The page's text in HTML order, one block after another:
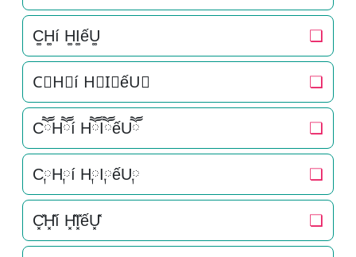
C͚H͚í H͚I͚ếU͚ ❏
C⃒H⃒í H⃒I⃒ếU⃒ ❏
CཽHཽí HཽIཽếUཽ ❏
C༙H༙í H༙I༙ếU༙ ❏
C͓̽H͓̽í H͓̽I͓̽ếU͓̽ ❏